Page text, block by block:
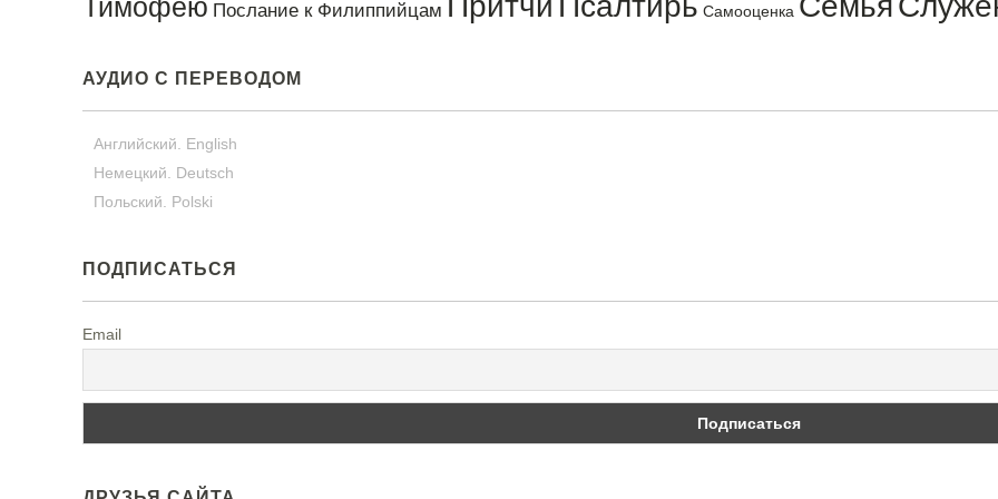
Тимофею Послание к Филиппийцам Самооценка
АУДИО С ПЕРЕВОДОМ
Английский. English
Немецкий. Deutsch
Польский. Polski
ПОДПИСАТЬСЯ
Email